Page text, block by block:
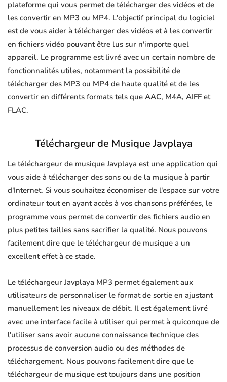
plateforme qui vous permet de télécharger des vidéos et de
les convertir en MP3 ou MP4. L'objectif principal du logiciel
est de vous aider à télécharger des vidéos et à les convertir
en fichiers vidéo pouvant être lus sur n'importe quel
appareil. Le programme est livré avec un certain nombre de
fonctionnalités utiles, notamment la possibilité de
télécharger des MP3 ou MP4 de haute qualité et de les
convertir en différents formats tels que AAC, M4A, AIFF et
FLAC.
Téléchargeur de Musique Javplaya
Le téléchargeur de musique Javplaya est une application qui
vous aide à télécharger des sons ou de la musique à partir
d'Internet. Si vous souhaitez économiser de l'espace sur votre
ordinateur tout en ayant accès à vos chansons préférées, le
programme vous permet de convertir des fichiers audio en
plus petites tailles sans sacrifier la qualité. Nous pouvons
facilement dire que le téléchargeur de musique a un
excellent effet à ce stade.
Le téléchargeur Javplaya MP3 permet également aux
utilisateurs de personnaliser le format de sortie en ajustant
manuellement les niveaux de débit. Il est également livré
avec une interface facile à utiliser qui permet à quiconque de
l'utiliser sans avoir aucune connaissance technique des
processus de conversion audio ou des méthodes de
téléchargement. Nous pouvons facilement dire que le
téléchargeur de musique est toujours dans une position